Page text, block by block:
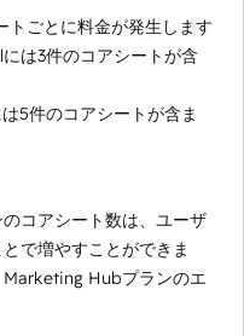
ごとに料金が発生します
は3件のコアシートが含
5件のコアシートが含ま
コアシート数は、ユーザ
で増やすことができま
Hubプランのエ